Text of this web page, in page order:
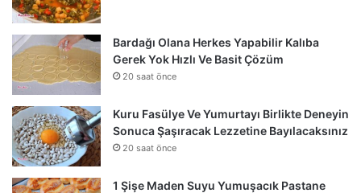
Bardağı Olana Herkes Yapabilir Kalıba
Gerek Yok Hızlı Ve Basit Çözüm
20 saat önce
Kuru Fasülye Ve Yumurtayı Birlikte Deneyin
Sonuca Şaşıracak Lezzetine Bayılacaksınız
20 saat önce
1 Şişe Maden Suyu Yumuşacık Pastane